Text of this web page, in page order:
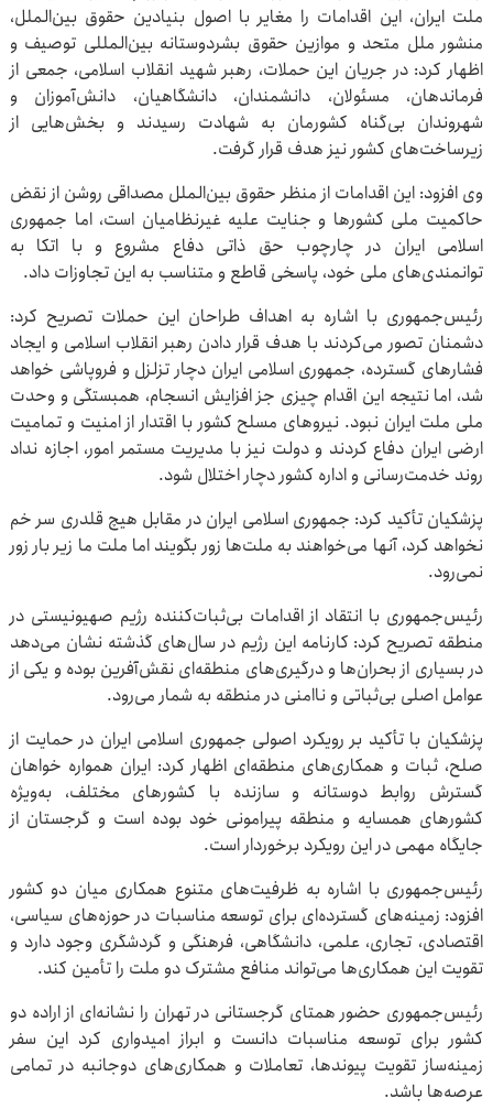
ملت ایران، این اقدامات را مغایر با اصول بنیادین حقوق بین‌الملل،
منشور ملل متحد و موازین حقوق بشردوستانه بین‌المللی توصیف و
اظهار کرد: در جریان این حملات، رهبر شهید انقلاب اسلامی، جمعی از
فرماندهان، مسئولان، دانشمندان، دانشگاهیان، دانش‌آموزان و
شهروندان بی‌گناه کشورمان به شهادت رسیدند و بخش‌هایی از
زیرساخت‌های کشور نیز هدف قرار گرفت.
وی افزود: این اقدامات از منظر حقوق بین‌الملل مصداقی روشن از نقض
حاکمیت ملی کشورها و جنایت علیه غیرنظامیان است، اما جمهوری
اسلامی ایران در چارچوب حق ذاتی دفاع مشروع و با اتکا به
توانمندی‌های ملی خود، پاسخی قاطع و متناسب به این تجاوزات داد.
رئیس‌جمهوری با اشاره به اهداف طراحان این حملات تصریح کرد:
دشمنان تصور می‌کردند با هدف قرار دادن رهبر انقلاب اسلامی و ایجاد
فشارهای گسترده، جمهوری اسلامی ایران دچار تزلزل و فروپاشی خواهد
شد، اما نتیجه این اقدام چیزی جز افزایش انسجام، همبستگی و وحدت
ملی ملت ایران نبود. نیروهای مسلح کشور با اقتدار از امنیت و تمامیت
ارضی ایران دفاع کردند و دولت نیز با مدیریت مستمر امور، اجازه نداد
روند خدمت‌رسانی و اداره کشور دچار اختلال شود.
پزشکیان تأکید کرد: جمهوری اسلامی ایران در مقابل هیچ قلدری سر خم
نخواهد کرد، آنها می‌خواهند به ملت‌ها زور بگویند اما ملت ما زیر بار زور
نمی‌رود.
رئیس‌جمهوری با انتقاد از اقدامات بی‌ثبات‌کننده رژیم صهیونیستی در
منطقه تصریح کرد: کارنامه این رژیم در سال‌های گذشته نشان می‌دهد
در بسیاری از بحران‌ها و درگیری‌های منطقه‌ای نقش‌آفرین بوده و یکی از
عوامل اصلی بی‌ثباتی و ناامنی در منطقه به شمار می‌رود.
پزشکیان با تأکید بر رویکرد اصولی جمهوری اسلامی ایران در حمایت از
صلح، ثبات و همکاری‌های منطقه‌ای اظهار کرد: ایران همواره خواهان
گسترش روابط دوستانه و سازنده با کشورهای مختلف، به‌ویژه
کشورهای همسایه و منطقه پیرامونی خود بوده است و گرجستان از
جایگاه مهمی در این رویکرد برخوردار است.
رئیس‌جمهوری با اشاره به ظرفیت‌های متنوع همکاری میان دو کشور
افزود: زمینه‌های گسترده‌ای برای توسعه مناسبات در حوزه‌های سیاسی،
اقتصادی، تجاری، علمی، دانشگاهی، فرهنگی و گردشگری وجود دارد و
تقویت این همکاری‌ها می‌تواند منافع مشترک دو ملت را تأمین کند.
رئیس‌جمهوری حضور همتای گرجستانی در تهران را نشانه‌ای از اراده دو
کشور برای توسعه مناسبات دانست و ابراز امیدواری کرد این سفر
زمینه‌ساز تقویت پیوندها، تعاملات و همکاری‌های دوجانبه در تمامی
عرصه‌ها باشد.